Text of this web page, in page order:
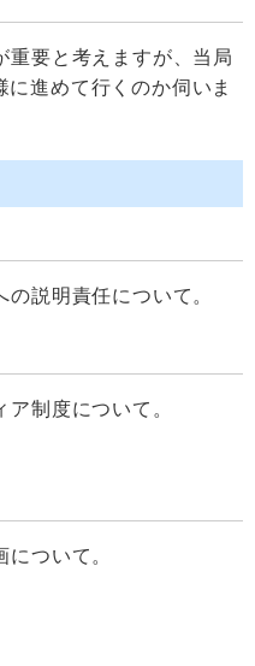
重要と考えますが、当局
進めて行くのか伺いま
説明責任について。
制度について。
ついて。